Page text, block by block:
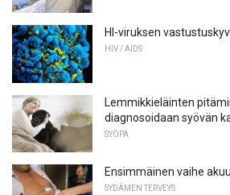
HI-viruksen
HIV / AIDS
Lemmikkieläinten
diagnosoidaan syövän
SYÖPÄ
Ensimmäinen vaihe
SYDÄMEN TERVEYS